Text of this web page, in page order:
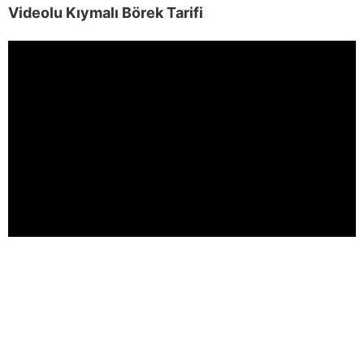
Videolu Kıymalı Börek Tarifi